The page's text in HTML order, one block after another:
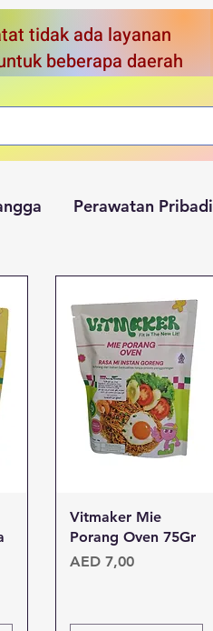
tidak ada layanan
beberapa daerah
Perawatan Pribadi
Tampilan Cepat
Vitmaker Mie
Porang Oven 75Gr
Harga
AED 7,00